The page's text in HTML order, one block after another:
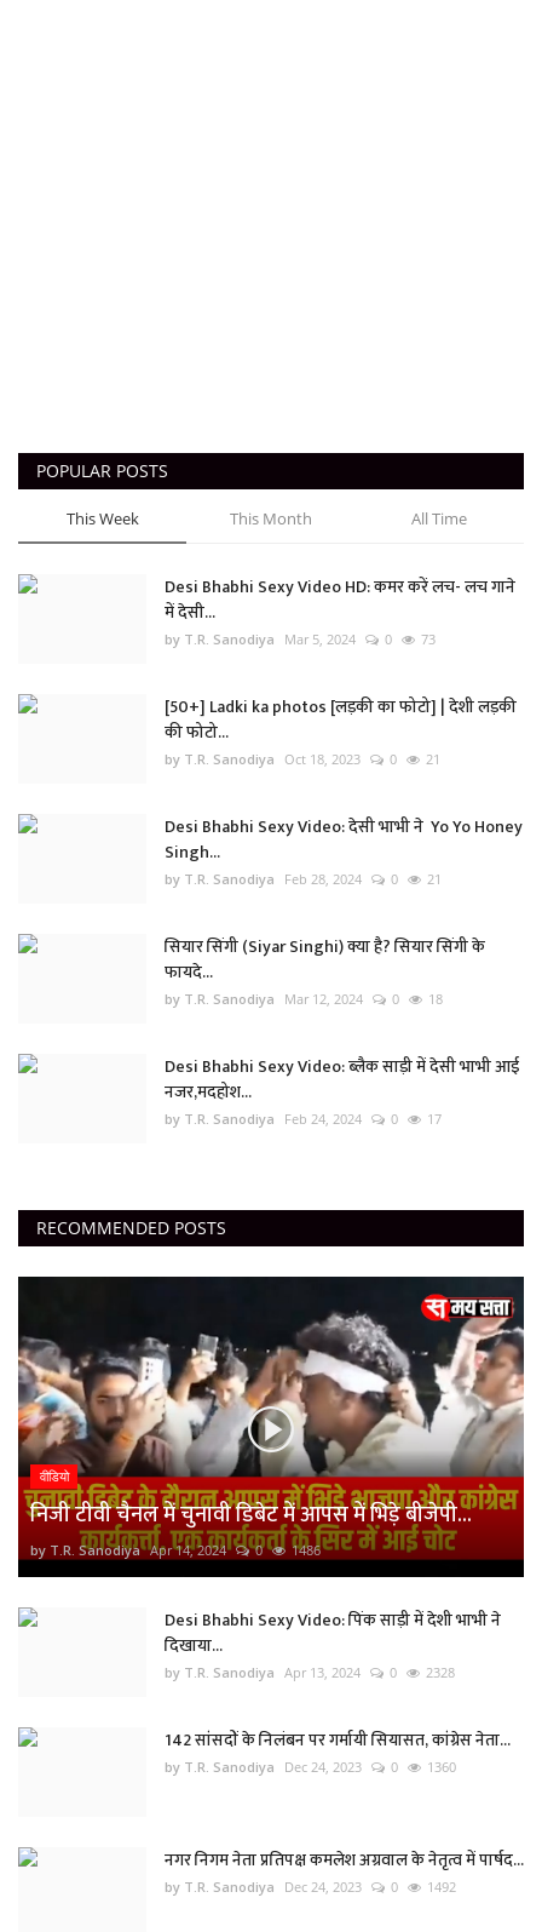
POPULAR POSTS
This Week This Month All Time
Desi Bhabhi Sexy Video HD: कमर करें लच- लच गाने
में देसी...
by T.R. Sanodiya Mar 5, 2024 0 73
[50+] Ladki ka photos [लड़की का फोटो] | देशी लड़की
की फोटो...
by T.R. Sanodiya Oct 18, 2023 0 21
Desi Bhabhi Sexy Video: देसी भाभी ने Yo Yo Honey
Singh...
by T.R. Sanodiya Feb 28, 2024 0 21
सियार सिंगी (Siyar Singhi) क्या है? सियार सिंगी के
फायदे...
by T.R. Sanodiya Mar 12, 2024 0 18
Desi Bhabhi Sexy Video: ब्लैक साड़ी में देसी भाभी आई
नजर,मदहोश...
by T.R. Sanodiya Feb 24, 2024 0 17
RECOMMENDED POSTS
वीडियो
निजी टीवी चैनल में चुनावी डिबेट में आपस में भिड़े बीजेपी...
by T.R. Sanodiya Apr 14, 2024 0 1486
Desi Bhabhi Sexy Video: पिंक साड़ी में देशी भाभी ने
दिखाया...
by T.R. Sanodiya Apr 13, 2024 0 2328
142 सांसदों के निलंबन पर गर्मायी सियासत, कांग्रेस नेता...
by T.R. Sanodiya Dec 24, 2023 0 1360
नगर निगम नेता प्रतिपक्ष कमलेश अग्रवाल के नेतृत्व में पार्षद...
by T.R. Sanodiya Dec 24, 2023 0 1492